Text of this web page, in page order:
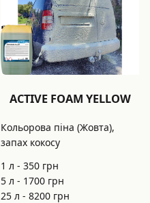
ACTIVE FOAM YELLOW
Кольорова піна (Жовта),
запах кокосу
1 л - 350 грн
5 л - 1700 грн
25 л - 8200 грн